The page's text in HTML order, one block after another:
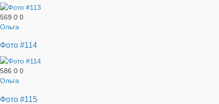
569 0 0
Ольга
Фото #114
586 0 0
Ольга
Фото #115